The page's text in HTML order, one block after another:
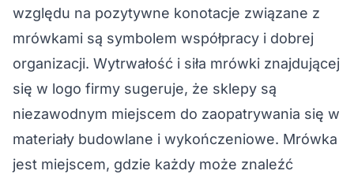
względu na pozytywne konotacje związane z
mrówkami są symbolem współpracy i dobrej
organizacji. Wytrwałość i siła mrówki znajdującej
się w logo firmy sugeruje, że sklepy są
niezawodnym miejscem do zaopatrywania się w
materiały budowlane i wykończeniowe. Mrówka
jest miejscem, gdzie każdy może znaleźć